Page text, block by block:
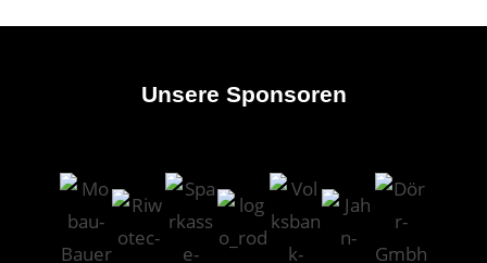
Unsere Sponsoren